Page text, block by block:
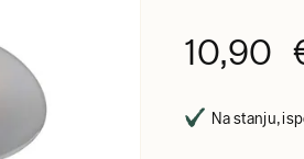
10,90
Na stanju,